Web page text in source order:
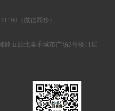
（微信同步）
路五四北泰禾城市广场2号楼11层